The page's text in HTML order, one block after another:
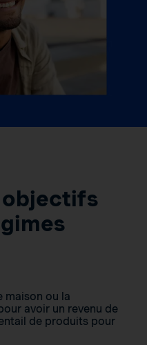
maison ou la
avoir un revenu de
de produits pour